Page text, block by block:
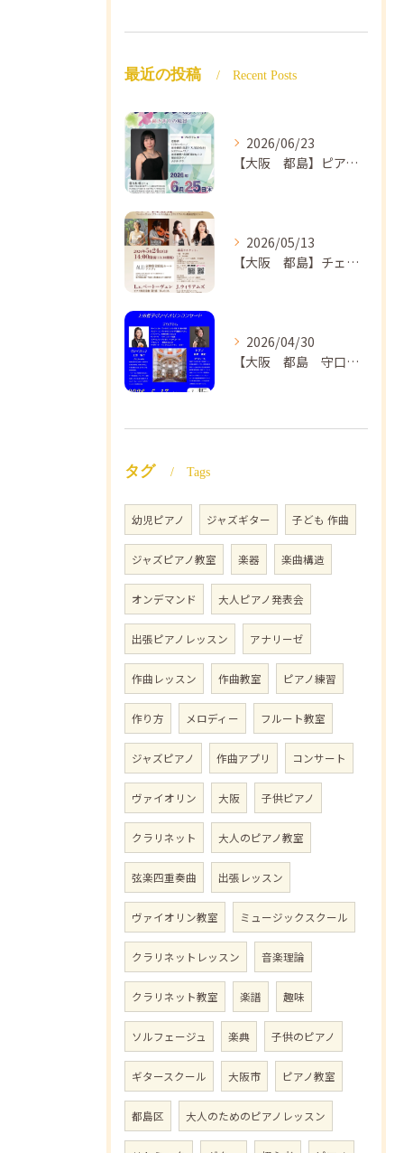
最近の投稿 Recent Posts
2026/06/23
【大阪 都島】ピアノ教室ならNAOMIミュージックスクール ピアノ講師 佐々木唯先生のコンサートのご案内🎵
2026/05/13
【大阪 都島】チェロ教室 NAOMIミュージックスクール❣️チェリスト中島紗理先生のコンサートのご案内🎵
2026/04/30
【大阪 都島 守口】ヴァイオリン教室❣️NAOMIミュージックスクール🎵ヴァイオリン講師 上田哲子先生のコンサートのご案内❗️
タグ Tags
幼児ピアノ ジャズギター 子ども 作曲
ジャズピアノ教室 楽器 楽曲構造
オンデマンド 大人ピアノ発表会
出張ピアノレッスン アナリーゼ
作曲レッスン 作曲教室 ピアノ練習
作り方 メロディー フルート教室
ジャズピアノ 作曲アプリ コンサート
ヴァイオリン 大阪 子供ピアノ
クラリネット 大人のピアノ教室
弦楽四重奏曲 出張レッスン
ヴァイオリン教室 ミュージックスクール
クラリネットレッスン 音楽理論
クラリネット教室 楽譜 趣味
ソルフェージュ 楽典 子供のピアノ
ギタースクール 大阪市 ピアノ教室
都島区 大人のためのピアノレッスン